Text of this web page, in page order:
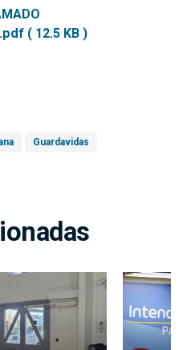
( 12.5 KB )
Guardavidas